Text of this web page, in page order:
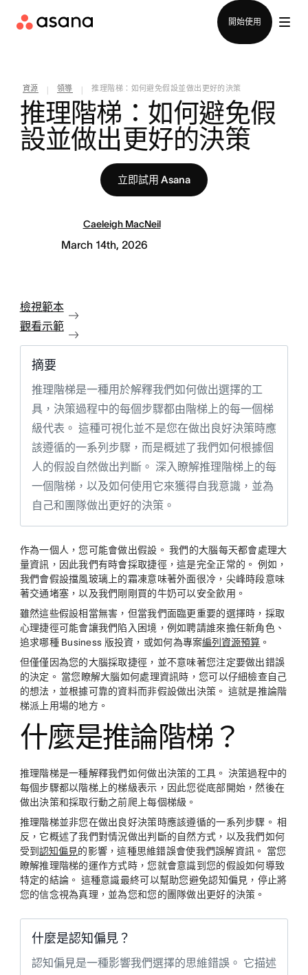
開始使用
資源 領導 推理階梯：如何避免假設並做出更好的決策
推理階梯：如何避免假
設並做出更好的決策
立即試用 Asana
Caeleigh MacNeil
March 14th, 2026
檢視範本
觀看示範
摘要
推理階梯是一種用於解釋我們如何做出選擇的工
具，決策過程中的每個步驟都由階梯上的每一個梯
級代表。 這種可視化並不是您在做出良好決策時應
該遵循的一系列步驟，而是概述了我們如何根據個
人的假設自然做出判斷。 深入瞭解推理階梯上的每
一個階梯，以及如何使用它來獲得自我意識，並為
自己和團隊做出更好的決策。
作為一個人，您可能會做出假設。 我們的大腦每天都會處理大
量資訊，因此我們有時會採取捷徑，這是完全正常的。 例如，
我們會假設擋風玻璃上的霜凍意味著外面很冷，尖峰時段意味
著交通堵塞，以及我們剛剛買的牛奶可以安全飲用。
雖然這些假設相當無害，但當我們面臨更重要的選擇時，採取
心理捷徑可能會讓我們陷入困境，例如聘請誰來擔任新角色、
追求哪種 Business 版投資，或如何為專案編列資源預算 。
但僅僅因為您的大腦採取捷徑，並不意味著您注定要做出錯誤
的決定。 當您瞭解大腦如何處理資訊時，您可以仔細檢查自己
的想法，並根據可靠的資料而非假設做出決策。 這就是推論階
梯派上用場的地方。
什麼是推論階梯？
推理階梯是一種解釋我們如何做出決策的工具。 決策過程中的
每個步驟都以階梯上的梯級表示，因此您從底部開始，然後在
做出決策和採取行動之前爬上每個梯級。
推理階梯並非您在做出良好決策時應該遵循的一系列步驟。 相
反，它概述了我們對情況做出判斷的自然方式，以及我們如何
受到認知偏見的影響，這種思維錯誤會使我們誤解資訊。 當您
瞭解推理階梯的運作方式時，您就會意識到您的假設如何導致
特定的結論。 這種意識最終可以幫助您避免認知偏見，停止將
您的信念視為真理，並為您和您的團隊做出更好的決策。
什麼是認知偏見？
認知偏見是一種影響我們選擇的思維錯誤。 它描述